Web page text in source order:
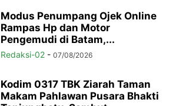
Modus Penumpang Ojek Online
Rampas Hp dan Motor
Pengemudi di Batam,...
Redaksi-02 - 07/08/2026
Kodim 0317 TBK Ziarah Taman
Makam Pahlawan Pusara Bhakti